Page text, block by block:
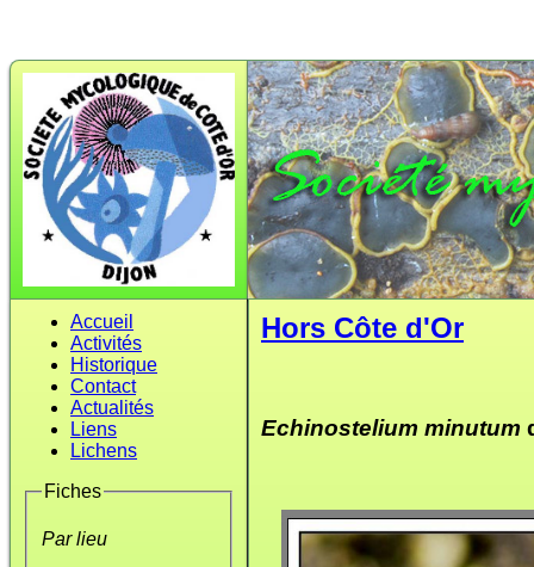
Accueil
Activités
Historique
Contact
Actualités
Liens
Lichens
Fiches
Par lieu
Hors Côte d'Or
Echinostelium minutum